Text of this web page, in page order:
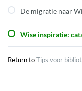
De migratie naar
Wise inspiratie:
Return toTips voor